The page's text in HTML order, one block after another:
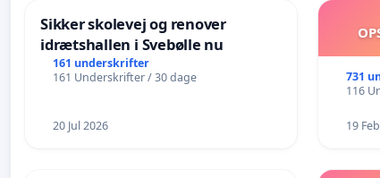
Sikker skolevej og renover
idrætshallen i Svebølle nu
161 underskrifter
161 Underskrifter / 30 dage
20 Jul 2026
731
116
19